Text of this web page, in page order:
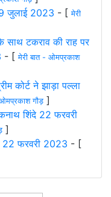
जुलाई 2023 - [मेरी
साथ टकराव की राह पर
- [मेरी बात - ओमप्रकाश
कोर्ट ने झाड़ा पल्ला
गौड़ ]
शिंदे 22 फरवरी
]
22 फरवरी 2023 - [